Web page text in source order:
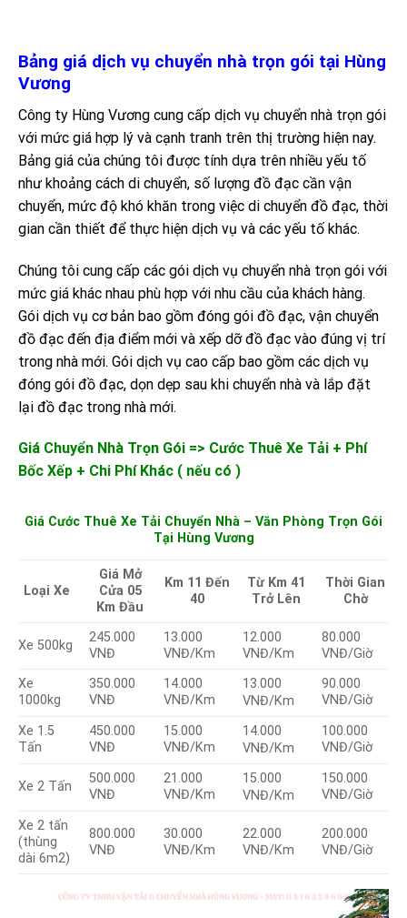
Bảng giá dịch vụ chuyển nhà trọn gói tại Hùng
Vương
Công ty Hùng Vương cung cấp dịch vụ chuyển nhà trọn gói
với mức giá hợp lý và cạnh tranh trên thị trường hiện nay.
Bảng giá của chúng tôi được tính dựa trên nhiều yếu tố
như khoảng cách di chuyển, số lượng đồ đạc cần vận
chuyển, mức độ khó khăn trong việc di chuyển đồ đạc, thời
gian cần thiết để thực hiện dịch vụ và các yếu tố khác.
Chúng tôi cung cấp các gói dịch vụ chuyển nhà trọn gói với
mức giá khác nhau phù hợp với nhu cầu của khách hàng.
Gói dịch vụ cơ bản bao gồm đóng gói đồ đạc, vận chuyển
đồ đạc đến địa điểm mới và xếp dỡ đồ đạc vào đúng vị trí
trong nhà mới. Gói dịch vụ cao cấp bao gồm các dịch vụ
đóng gói đồ đạc, dọn dẹp sau khi chuyển nhà và lắp đặt
lại đồ đạc trong nhà mới.
Giá Chuyển Nhà Trọn Gói => Cước Thuê Xe Tải + Phí
Bốc Xếp + Chi Phí Khác ( nếu có )
Giá Cước Thuê Xe Tải Chuyển Nhà – Văn Phòng Trọn Gói
Tại Hùng Vương
Loại Xe
Giá Mở
Cửa 05
Km Đầu
Km 11 Đến
40
Từ Km 41
Trở Lên
Thời Gian
Chờ
Xe 500kg
245.000
VNĐ
13.000
VNĐ/Km
12.000
VNĐ/Km
80.000
VNĐ/Giờ
Xe
1000kg
350.000
VNĐ
14.000
VNĐ/Km
13.000
VNĐ/Km
90.000
VNĐ/Giờ
Xe 1.5
Tấn
450.000
VNĐ
15.000
VNĐ/Km
14.000
VNĐ/Km
100.000
VNĐ/Giờ
Xe 2 Tấn
500.000
VNĐ
21.000
VNĐ/Km
15.000
VNĐ/Km
150.000
VNĐ/Giờ
Xe 2 tấn
(thùng
dài 6m2)
800.000
VNĐ
30.000
VNĐ/Km
22.000
VNĐ/Km
200.000
VNĐ/Giờ